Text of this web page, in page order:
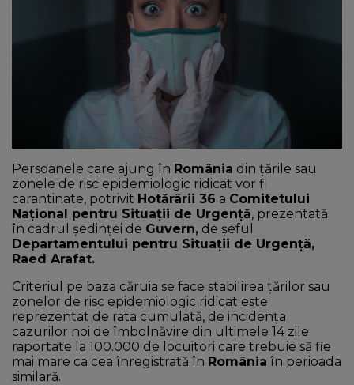
Persoanele care ajung în România din ţările sau
zonele de risc epidemiologic ridicat vor fi
carantinate, potrivit Hotărârii 36 a Comitetului
Naţional pentru Situaţii de Urgenţă, prezentată
în cadrul şedinţei de Guvern, de şeful
Departamentului pentru Situaţii de Urgenţă,
Raed Arafat.
Criteriul pe baza căruia se face stabilirea ţărilor sau
zonelor de risc epidemiologic ridicat este
reprezentat de rata cumulată, de incidenţa
cazurilor noi de îmbolnăvire din ultimele 14 zile
raportate la 100.000 de locuitori care trebuie să fie
mai mare ca cea înregistrată în România în perioada
similară.